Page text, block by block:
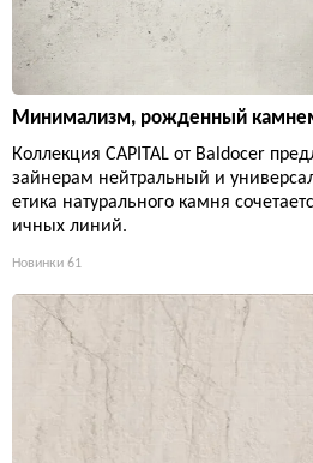
Минимализм, рожденный
Коллекция CAPITAL от Baldocer
зайнерам нейтральный и
етика натурального камня
ичных линий.
Новинки 61